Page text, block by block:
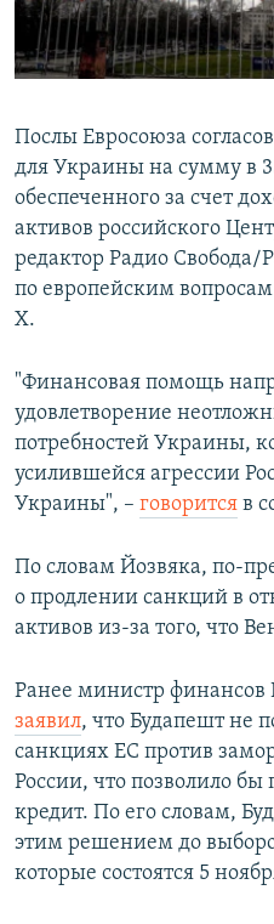
Послы Евросоюза
для Украины на сумму в
обеспеченного за счет
активов российского
редактор Радио Свобода/
по европейским
X.
"Финансовая помощь
удовлетворение
потребностей Украины,
усилившейся агрессии
Украины", – говорится в
По словам Йозвяка, по-
о продлении санкций в
активов из-за того, что
Ранее министр
заявил, что Будапешт не
санкциях ЕС против
России, что позволило бы
кредит. По его словам,
этим решением до
которые состоятся 5